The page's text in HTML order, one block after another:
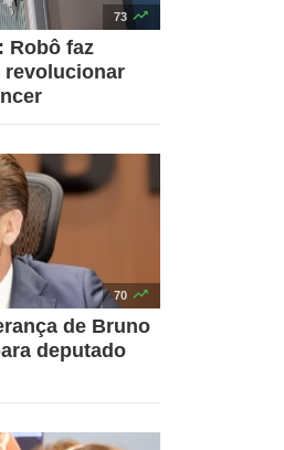
73 
Robô faz
revolucionar
70 
de Bruno
deputado